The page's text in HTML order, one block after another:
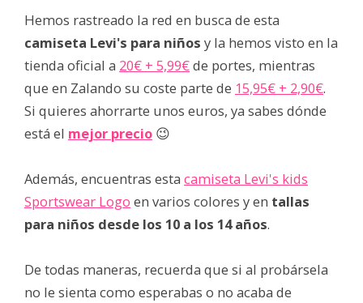
Hemos rastreado la red en busca de esta
camiseta Levi's para niños y la hemos visto en la
tienda oficial a 20€ + 5,99€de portes, mientras
que en Zalando su coste parte de 15,95€ + 2,90€.
Si quieres ahorrarte unos euros, ya sabes dónde
está el mejor precio 😉
Además, encuentras esta camiseta Levi's kids
Sportswear Logo en varios colores y en tallas
para niños desde los 10 a los 14 años.
De todas maneras, recuerda que si al probársela
no le sienta como esperabas o no acaba de